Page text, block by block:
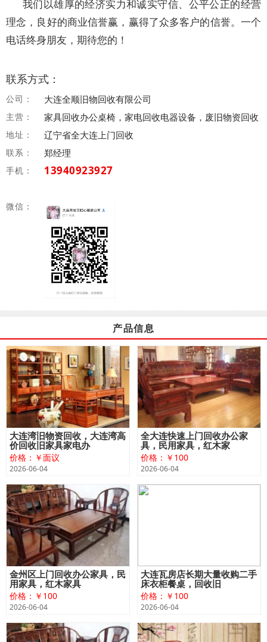
我们以雄厚的经济实力和诚实守信、公平公正的经营
理念，良好的商业信誉赢，赢得了众多客户的信誉。一个
电话终身朋友，期待您的！
联系方式：
公司： 大连全顺旧物回收有限公司
主营： 家具回收办公桌椅，家电回收电器设备，废旧物资回收
地址： 辽宁省全大连上门回收
联系： 郑经理
手机： 13940923927
微信：
产品信息
大连湾旧物资回收，大连湾高
价回收旧家具家电办
价格：￥面议
2026-06-04
全大连快速上门回收办公家
具，民用家具，红木家
价格：￥100
2026-06-04
金州区上门回收办公家具，民
用家具，红木家具
价格：￥100
2026-06-04
大连瓦房店长期大量收购二手
床衣柜餐桌，回收旧
价格：￥100
2026-06-04